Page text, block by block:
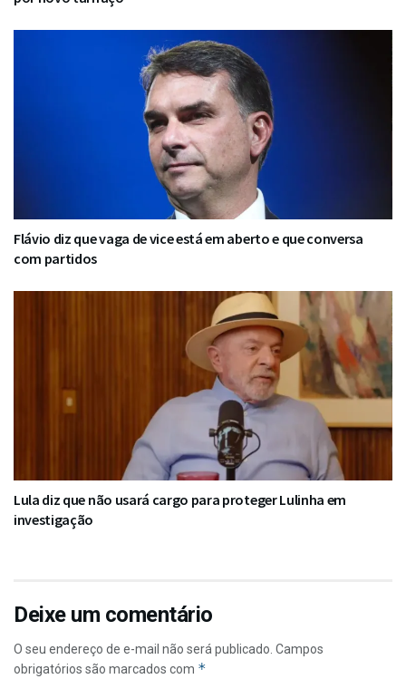
Flávio diz que vaga de vice está em aberto e que conversa
com partidos
Lula diz que não usará cargo para proteger Lulinha em
investigação
Deixe um comentário
O seu endereço de e-mail não será publicado. Campos
obrigatórios são marcados com *